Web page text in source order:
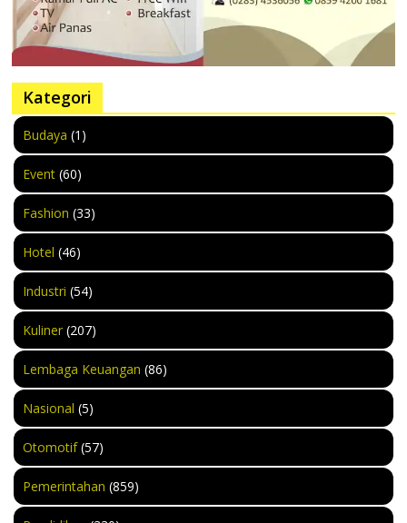
Kategori
Budaya (1)
Event (60)
Fashion (33)
Hotel (46)
Industri (54)
Kuliner (207)
Lembaga Keuangan (86)
Nasional (5)
Otomotif(57)
Pemerintahan (859)